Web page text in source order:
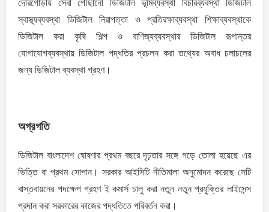
দোরগোড়ায় সেবা পৌঁছানো ডিজিটাল ভূমিব্যবস্থা বিচারব্যবস্থা ডিজিটাল
স্বাস্থ্যব্যবস্থা ডিজিটাল নিরাপত্তা ও প্রতিরক্ষাব্যবস্থা শিক্ষাব্যবস্থাকে
ডিজিটাল করা কৃষি শিল্প ও বাণিজ্যব্যবস্থার ডিজিটাল রূপান্তর
যোগাযোগব্যবস্থায় ডিজিটাল পদ্ধতির প্রচলন করা তথ্যের অবাধ চলাচলের
জন্য ডিজিটাল ব্যবস্থা গ্রহণ।
অগ্রগতি
ডিজিটাল বাংলাদেশ ঘোষণার প্রথম বছরে দৃঢ়তার সঙ্গে গড়ে তোলা হয়েছে এর
ভিত্তি বা প্রথম সোপান। সরকার আইসিটি নীতিমালা অনুমোদন করেছে সেটি
বাস্তবায়নের পদক্ষেপ গ্রহণ ই কমার্স চালু করা নতুন নতুন প্রযুক্তির লাইসেন্স
প্রদান করা সরকারের কাজের পদ্ধতিতে পরিবর্তন করা।